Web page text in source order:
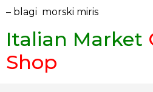
– blagi morski miris
Italian Market
Shop